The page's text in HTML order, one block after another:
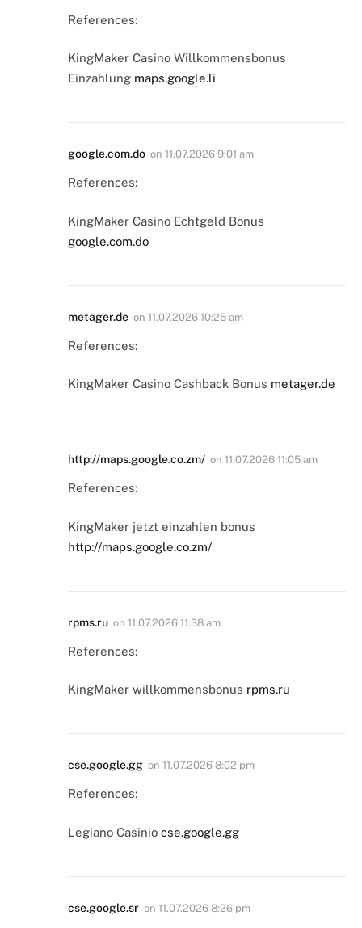
References:
KingMaker Casino Willkommensbonus
Einzahlung maps.google.li
google.com.do on 11.07.2026 9:01 am
References:
KingMaker Casino Echtgeld Bonus
google.com.do
metager.de on 11.07.2026 10:25 am
References:
KingMaker Casino Cashback Bonus metager.de
http://maps.google.co.zm/ on 11.07.2026 11:05 am
References:
KingMaker jetzt einzahlen bonus
http://maps.google.co.zm/
rpms.ru on 11.07.2026 11:38 am
References:
KingMaker willkommensbonus rpms.ru
cse.google.gg on 11.07.2026 8:02 pm
References:
Legiano Casinio cse.google.gg
cse.google.sr on 11.07.2026 8:26 pm